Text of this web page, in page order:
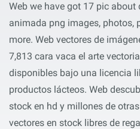
Web we have got 17 pic about
animada png images, photos,
more. Web vectores de
7,813 cara vaca el arte
disponibles bajo una licencia
productos lácteos. Web
stock en hd y millones de
vectores en stock libres de